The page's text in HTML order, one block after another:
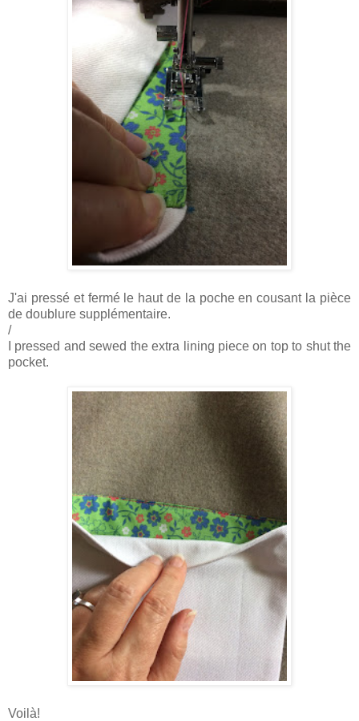
J'ai pressé et fermé le haut de la poche en cousant la pièce
de doublure supplémentaire.
/
I pressed and sewed the extra lining piece on top to shut the
pocket.
Voilà!